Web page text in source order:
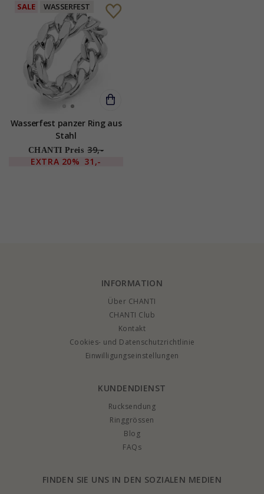
SALE WASSERFEST
Wasserfest panzer Ring aus
Stahl
CHANTI Preis 39,-
EXTRA 20% 31,-
INFORMATION
Über CHANTI
CHANTI Club
Kontakt
Cookies- und Datenschutzrichtlinie
Einwilligungseinstellungen
KUNDENDIENST
Rucksendung
Ringgrössen
Blog
FAQs
FINDEN SIE UNS IN DEN SOZIALEN MEDIEN